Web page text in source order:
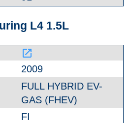
L4 1.5L
launch
2009
FULL HYBRID EV-
GAS (FHEV)
FI